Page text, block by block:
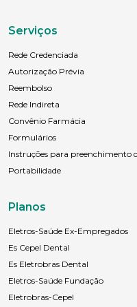
Serviços
Rede Credenciada
Autorização Prévia
Reembolso
Rede Indireta
Convênio Farmácia
Formulários
Instruções para preenchimento
Portabilidade
Planos
Eletros-Saúde Ex-Empregados
Es Cepel Dental
Es Eletrobras Dental
Eletros-Saúde Fundação
Eletrobras-Cepel